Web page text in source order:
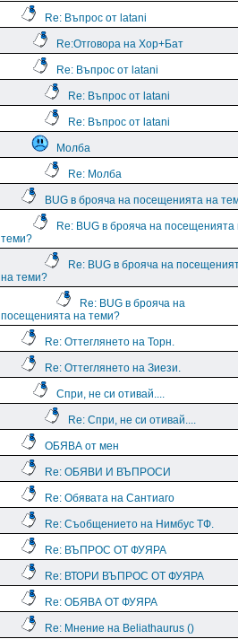
Re: Въпрос от latani
Re:Отговора на Хор+Бат
Re: Въпрос от latani
Re: Въпрос от latani
Re: Въпрос от latani
Молба
Re: Молба
BUG в брояча на посещенията на
Re: BUG в брояча на посещенията
теми?
Re: BUG в брояча на
на теми?
Re: BUG в брояча на
посещенията на теми?
Re: Оттеглянето на Торн.
Re: Оттеглянето на Зиези.
Спри, не си отивай....
Re: Спри, не си отивай....
ОБЯВА от мен
Re: ОБЯВИ И ВЪПРОСИ
Re: Обявата на Сантиаго
Re: Съобщението на Нимбус ТФ.
Re: ВЪПРОС ОТ ФУЯРА
Re: ВТОРИ ВЪПРОС ОТ ФУЯРА
Re: ОБЯВА ОТ ФУЯРА
Re: Мнение на Beliathaurus ()